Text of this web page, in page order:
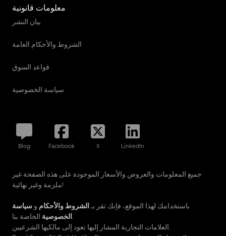
معلومات قانونية
بيان النشر
الشروط والأحكام العامة
قواعد السوق
سياسة الخصوصية
Blog Facebook X LinkedIn
جميع المعلومات والعروض والأسعار الموجودة على هذه الصفحة غير
ملزمة وغير نهائية!
باستخدامك لهذا الموقع، فإنك تقر بـ الشروط والأحكام و سياسة
الخصوصيةالخاصة بنا.
العلامات التجارية المشار إليها تعود إلى مالكيها الشرعيين.